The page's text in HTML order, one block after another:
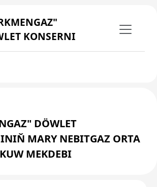
KONSERNI
DÖWLET
MARY NEBITGAZ ORTA
MEKDEBI